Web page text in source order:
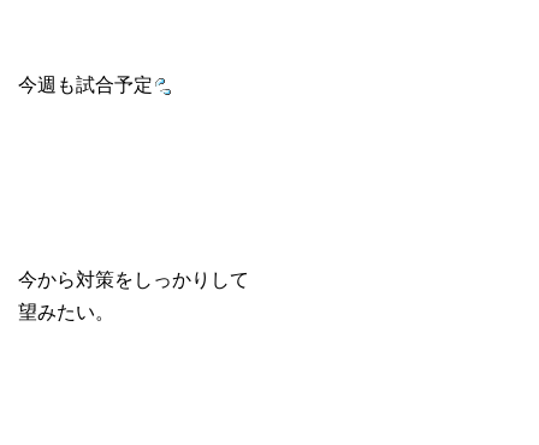
今週も試合予定
今から対策をしっかりして
望みたい。